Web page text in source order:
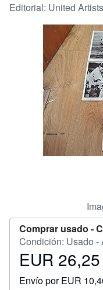
Colecciones
Libros antiguos
Arte y coleccionismo
Vendedores
Comenzar a vender
Editorial: United
Comprar usado -
Condición: Usado -
Precio
26,25
EUR 26,25
Envío por EUR